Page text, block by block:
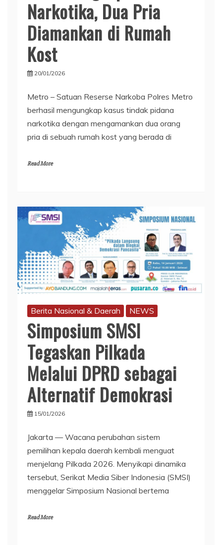
Narkotika, Dua Pria
Diamankan di Rumah
Kost
20/01/2026
Metro – Satuan Reserse Narkoba Polres Metro
berhasil mengungkap kasus tindak pidana
narkotika dengan mengamankan dua orang
pria di sebuah rumah kost yang berada di
Read More
Berita Nasional & Daerah NEWS
Simposium SMSI
Tegaskan Pilkada
Melalui DPRD sebagai
Alternatif Demokrasi
15/01/2026
Jakarta — Wacana perubahan sistem
pemilihan kepala daerah kembali menguat
menjelang Pilkada 2026. Menyikapi dinamika
tersebut, Serikat Media Siber Indonesia (SMSI)
menggelar Simposium Nasional bertema
Read More